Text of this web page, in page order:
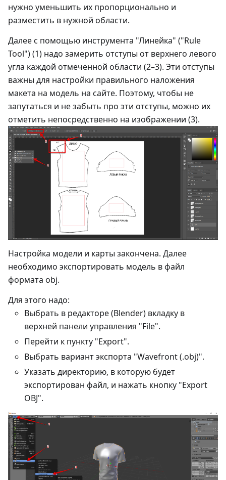
нужно уменьшить их пропорционально и
разместить в нужной области.
Далее с помощью инструмента "Линейка" ("Rule
Tool") (1) надо замерить отступы от верхнего левого
угла каждой отмеченной области (2–3). Эти отступы
важны для настройки правильного наложения
макета на модель на сайте. Поэтому, чтобы не
запутаться и не забыть про эти отступы, можно их
отметить непосредственно на изображении (3).
Настройка модели и карты закончена. Далее
необходимо экспортировать модель в файл
формата obj.
Для этого надо:
Выбрать в редакторе (Blender) вкладку в
верхней панели управления "File".
Перейти к пункту "Export".
Выбрать вариант экспорта "Wavefront (.obj)".
Указать директорию, в которую будет
экспортирован файл, и нажать кнопку "Export
OBJ".